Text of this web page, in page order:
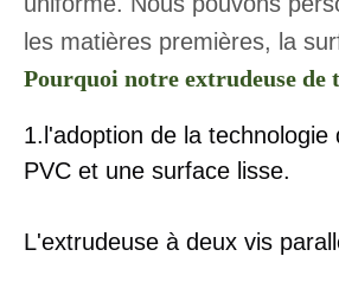
les matières premières, la
Pourquoi notre extrudeuse de
1.l'adoption de la
PVC et une surface lisse.
L'extrudeuse à deux vis